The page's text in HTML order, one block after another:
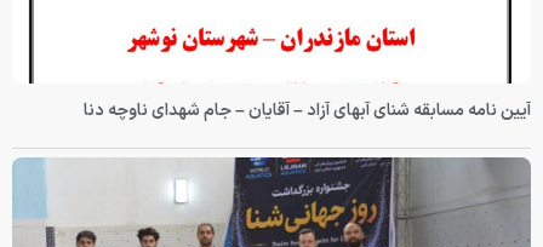
آیین نامه مسابقه شنای آبهای آزاد – آقایان – جام شهدای ناوچه دنا